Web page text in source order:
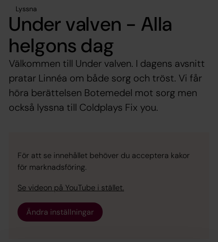
Lyssna
Under valven - Alla
helgons dag
Välkommen till Under valven. I dagens avsnitt
pratar Linnéa om både sorg och tröst. Vi får
höra berättelsen Botemedel mot sorg men
också lyssna till Coldplays Fix you.
För att se innehållet behöver du acceptera kakor
för marknadsföring.
Se videon på YouTube i stället.
Ändra inställningar